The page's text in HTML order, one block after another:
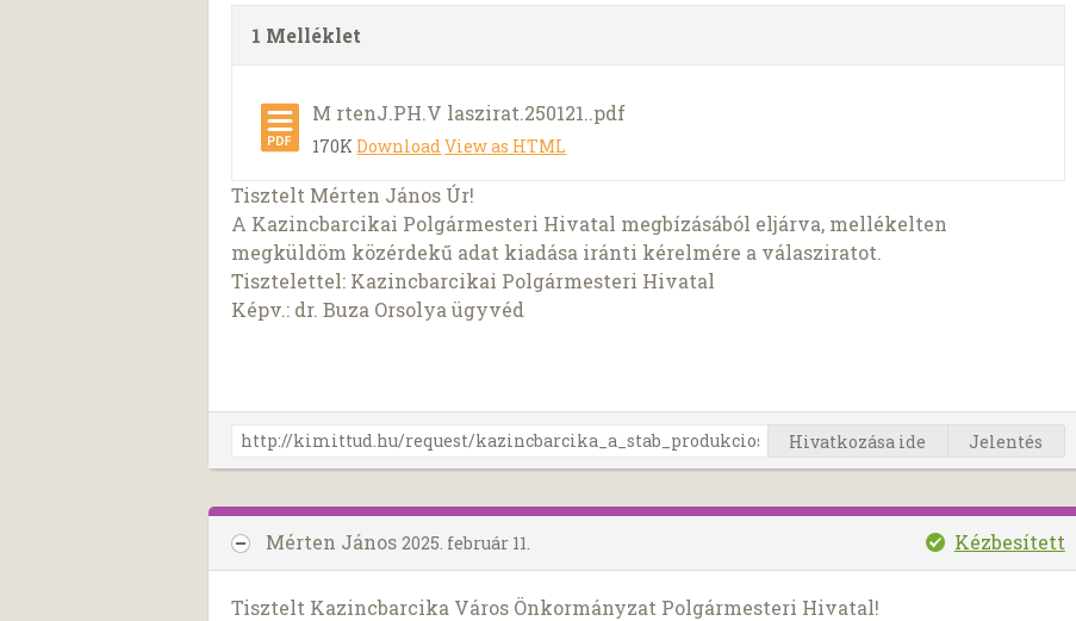
1 Melléklet
M rtenJ.PH.V laszirat.250121..pdf
170KDownload View as HTML
Tisztelt Mérten János Úr!
A Kazincbarcikai Polgármesteri Hivatal megbízásából eljárva, mellékelten
megküldöm közérdekű adat kiadása iránti kérelmére a válasziratot.
Tisztelettel: Kazincbarcikai Polgármesteri Hivatal
Képv.: dr. Buza Orsolya ügyvéd
Hivatkozása ide Jelentés
Mérten János 2025. február 11. Kézbesített
Tisztelt Kazincbarcika Város Önkormányzat Polgármesteri Hivatal!